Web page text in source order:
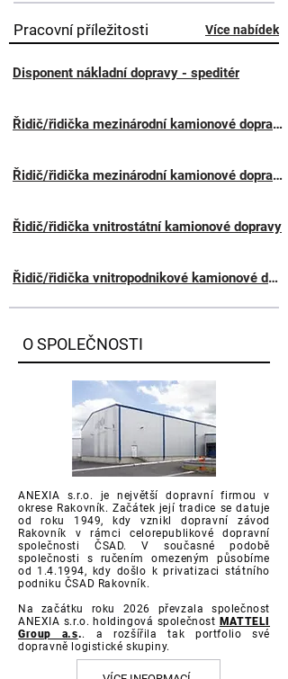
Pracovní příležitosti Více nabídek
Disponent nákladní dopravy - speditér
Řidič/řidička mezinárodní kamionové dopravy
Řidič/řidička mezinárodní kamionové dopravy CZ – DE – CZ
Řidič/řidička vnitrostátní kamionové dopravy
Řidič/řidička vnitropodnikové kamionové dopravy
O SPOLEČNOSTI
ANEXIA s.r.o. je největší dopravní firmou v
okrese Rakovník. Začátek její tradice se datuje
od roku 1949, kdy vznikl dopravní závod
Rakovník v rámci celorepublikové dopravní
společnosti ČSAD. V současné podobě
společnosti s ručením omezeným působíme
od 1.4.1994, kdy došlo k privatizaci státního
podniku ČSAD Rakovník.
Na začátku roku 2026 převzala společnost
ANEXIA s.r.o. holdingová společnost MATTELI
Group a.s.. a rozšířila tak portfolio své
dopravně logistické skupiny.